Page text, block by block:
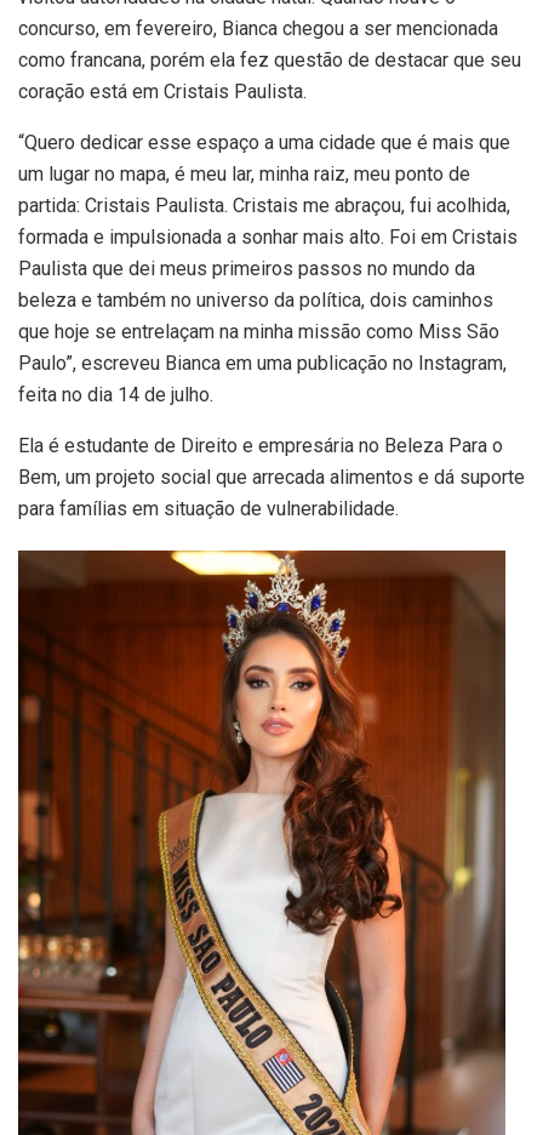
concurso, em fevereiro, Bianca chegou a ser mencionada
como francana, porém ela fez questão de destacar que seu
coração está em Cristais Paulista.
“Quero dedicar esse espaço a uma cidade que é mais que
um lugar no mapa, é meu lar, minha raiz, meu ponto de
partida: Cristais Paulista. Cristais me abraçou, fui acolhida,
formada e impulsionada a sonhar mais alto. Foi em Cristais
Paulista que dei meus primeiros passos no mundo da
beleza e também no universo da política, dois caminhos
que hoje se entrelaçam na minha missão como Miss São
Paulo”, escreveu Bianca em uma publicação no Instagram,
feita no dia 14 de julho.
Ela é estudante de Direito e empresária no Beleza Para o
Bem, um projeto social que arrecada alimentos e dá suporte
para famílias em situação de vulnerabilidade.